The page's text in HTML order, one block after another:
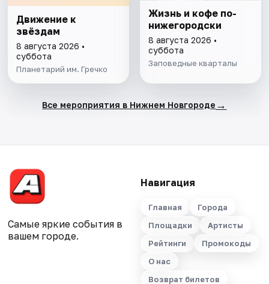
Движение к
звёздам
8 августа 2026 •
суббота
Планетарий им. Гречко
Жизнь и кофе по-
нижегородски
8 августа 2026 •
суббота
Заповедные кварталы
Все мероприятия в Нижнем Новгороде →
Самые яркие события в
вашем городе.
Навигация
Главная
Города
Площадки
Артисты
Рейтинги
Промокоды
О нас
Возврат билетов